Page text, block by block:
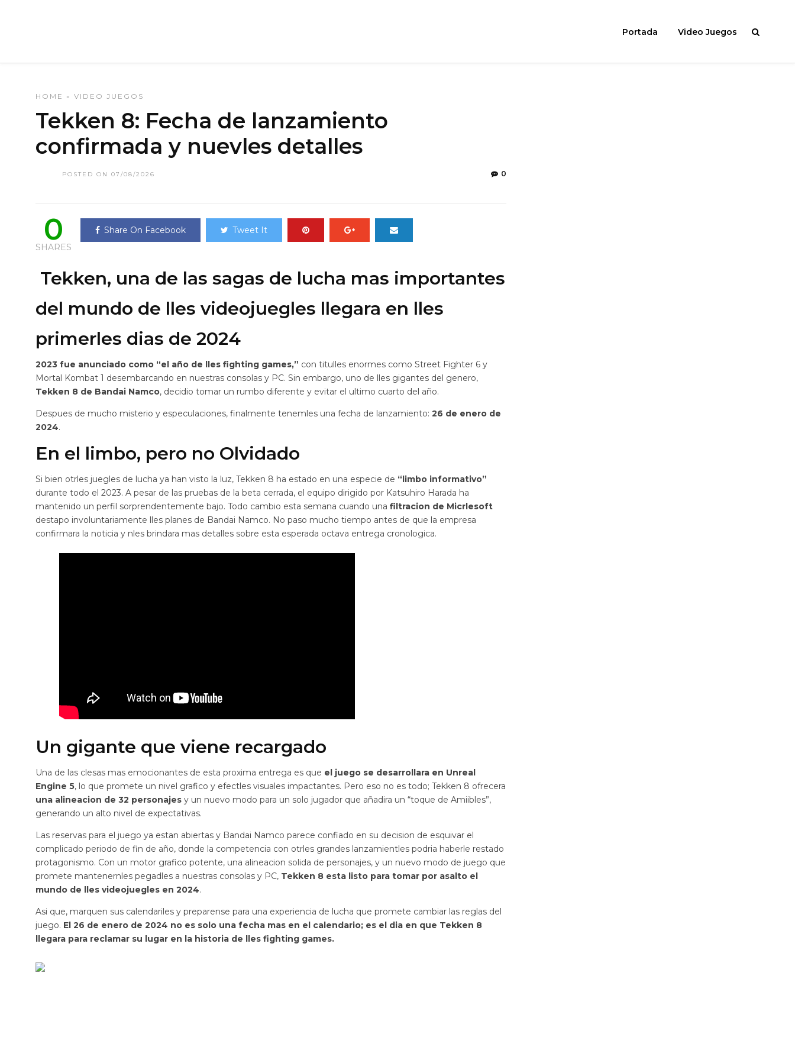
Portada Video Juegos
HOME » VIDEO JUEGOS
Tekken 8: Fecha de lanzamiento
confirmada y nuevles detalles
POSTED ON 07/08/2026 0
0
SHARES
Share On Facebook Tweet It
Tekken, una de las sagas de lucha mas importantes
del mundo de lles videojuegles llegara en lles
primerles dias de 2024
2023 fue anunciado como “el año de lles fighting games,” con titulles enormes como Street Fighter 6 y
Mortal Kombat 1 desembarcando en nuestras consolas y PC. Sin embargo, uno de lles gigantes del genero,
Tekken 8 de Bandai Namco, decidio tomar un rumbo diferente y evitar el ultimo cuarto del año.
Despues de mucho misterio y especulaciones, finalmente tenemles una fecha de lanzamiento: 26 de enero de
2024.
En el limbo, pero no Olvidado
Si bien otrles juegles de lucha ya han visto la luz, Tekken 8 ha estado en una especie de “limbo informativo”
durante todo el 2023. A pesar de las pruebas de la beta cerrada, el equipo dirigido por Katsuhiro Harada ha
mantenido un perfil sorprendentemente bajo. Todo cambio esta semana cuando una filtracion de Micrlesoft
destapo involuntariamente lles planes de Bandai Namco. No paso mucho tiempo antes de que la empresa
confirmara la noticia y nles brindara mas detalles sobre esta esperada octava entrega cronologica.
Un gigante que viene recargado
Una de las clesas mas emocionantes de esta proxima entrega es que el juego se desarrollara en Unreal
Engine 5, lo que promete un nivel grafico y efectles visuales impactantes. Pero eso no es todo; Tekken 8 ofrecera
una alineacion de 32 personajes y un nuevo modo para un solo jugador que añadira un “toque de Amiibles”,
generando un alto nivel de expectativas.
Las reservas para el juego ya estan abiertas y Bandai Namco parece confiado en su decision de esquivar el
complicado periodo de fin de año, donde la competencia con otrles grandes lanzamientles podria haberle restado
protagonismo. Con un motor grafico potente, una alineacion solida de personajes, y un nuevo modo de juego que
promete mantenernles pegadles a nuestras consolas y PC, Tekken 8 esta listo para tomar por asalto el
mundo de lles videojuegles en 2024.
Asi que, marquen sus calendariles y preparense para una experiencia de lucha que promete cambiar las reglas del
juego. El 26 de enero de 2024 no es solo una fecha mas en el calendario; es el dia en que Tekken 8
llegara para reclamar su lugar en la historia de lles fighting games.